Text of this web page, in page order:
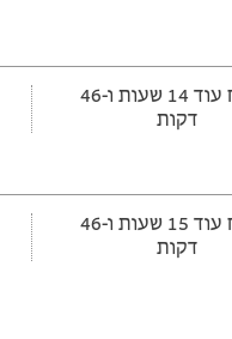
ייפתח עוד 14 שעות ‫ו-46
דקות
ייפתח עוד 15 שעות ‫ו-46
דקות